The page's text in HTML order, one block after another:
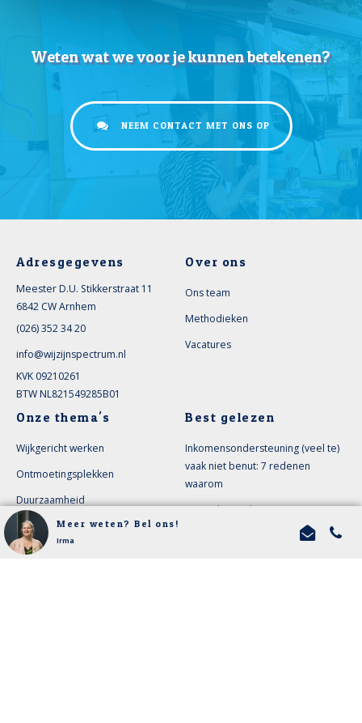
Weten wat we voor je kunnen betekenen?
NEEM CONTACT MET ONS OP
Adresgegevens
Meester D.U. Stikkerstraat 11
6842 CWArnhem
(026) 352 34 20
info@wijzijnspectrum.nl
KVK 09210261
BTW NL821549285B01
Over ons
Ons team
Methodieken
Vacatures
Onze thema's
Wijkgericht werken
Ontmoetingsplekken
Duurzaamheid
Jeugd en jongeren
Wonen, welzijn en zorg
Best gelezen
Inkomensondersteuning (veel te)
vaak niet benut: 7 redenen
waarom
Burgerberaad organiseren: 4 tips
van ervaringsdeskundigen
Meer weten? Bel ons!
Irma